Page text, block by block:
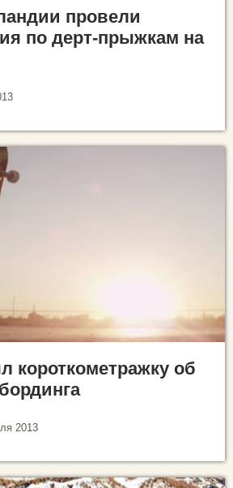
провели
по дерт-прыжкам на
короткометражку об
2013